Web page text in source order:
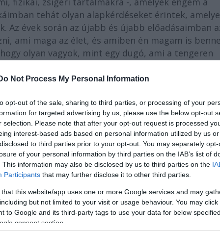
Not Process My Personal Information
opt-out of the sale, sharing to third parties, or processing of your
for targeted advertising by us, please use the below opt-out
selection. Please note that after your opt-out request is processed
interest-based ads based on personal information utilized by us
to third parties prior to your opt-out. You may separately
of your personal information by third parties on the IAB’s list of
This information may also be disclosed by us to third parties on the
Participants that may further disclose it to other third parties.
that this website/app uses one or more Google services and may
but not limited to your visit or usage behaviour. You may
to Google and its third-party tags to use your data for below
consent section.
tehát olyan alapkérdéseket érintek,
évek során az újabb és újabb előadásaimban
ami maga az élet, és amiben én magam is
olyan vagyok, mint egy dugó, ami a tengeren
hányódom, abban az esetben nem süllyedek el,
a munkáimat tudja, hogy azokban mindig volt
a darabok organikus és lüktető
a megélt valóságon keresztül
megvalósulásai. Ha elkezdenék olyan
adnak lehetséges válaszokat, az már
ugyanis minden az energiáról szól, ami